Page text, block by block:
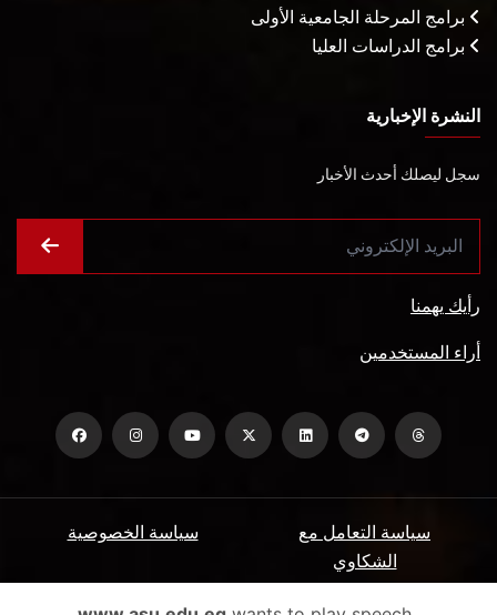
برامج المرحلة الجامعية الأولى
برامج الدراسات العليا
النشرة الإخبارية
سجل ليصلك أحدث الأخبار
رأيك يهمنا
أراء المستخدمين
سياسة الخصوصية
سياسة التعامل مع
الشكاوي
الأسئلة الشائعة ميثاق المتعاملين